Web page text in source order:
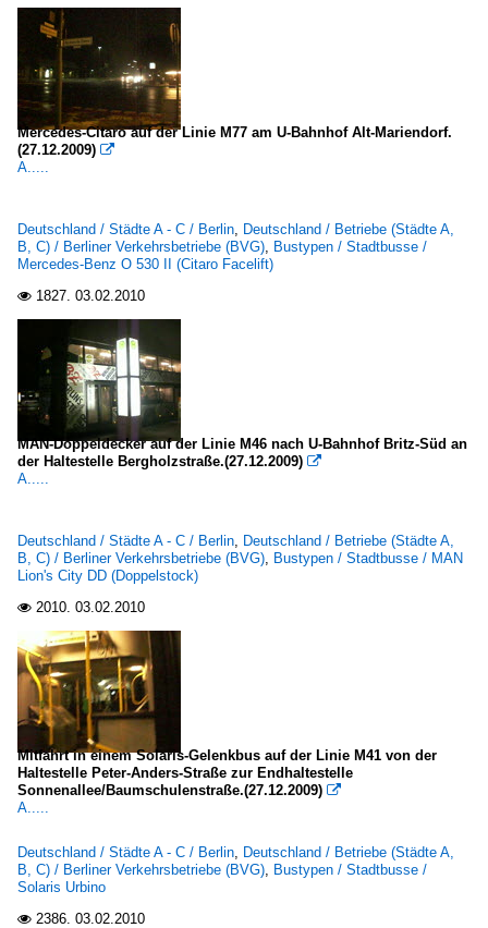
Mercedes-Citaro auf der Linie M77 am U-Bahnhof Alt-Mariendorf.
(27.12.2009) 
A.....
Deutschland / Städte A - C / Berlin, Deutschland / Betriebe (Städte A,
B, C) / Berliner Verkehrsbetriebe (BVG), Bustypen / Stadtbusse /
Mercedes-Benz O 530 II (Citaro Facelift)
 1827. 03.02.2010
MAN-Doppeldecker auf der Linie M46 nach U-Bahnhof Britz-Süd an
der Haltestelle Bergholzstraße.(27.12.2009) 
A.....
Deutschland / Städte A - C / Berlin, Deutschland / Betriebe (Städte A,
B, C) / Berliner Verkehrsbetriebe (BVG), Bustypen / Stadtbusse / MAN
Lion's City DD (Doppelstock)
 2010. 03.02.2010
Mitfahrt in einem Solaris-Gelenkbus auf der Linie M41 von der
Haltestelle Peter-Anders-Straße zur Endhaltestelle
Sonnenallee/Baumschulenstraße.(27.12.2009) 
A.....
Deutschland / Städte A - C / Berlin, Deutschland / Betriebe (Städte A,
B, C) / Berliner Verkehrsbetriebe (BVG), Bustypen / Stadtbusse /
Solaris Urbino
 2386. 03.02.2010